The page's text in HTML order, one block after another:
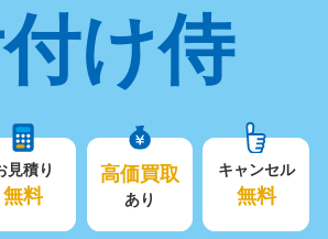
け侍
見積り
無料
高価買取
あり
キャンセル
無料